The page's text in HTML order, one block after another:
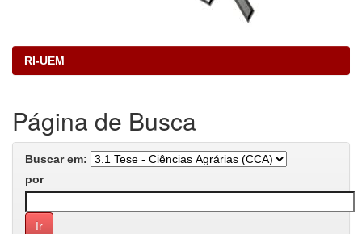
RI-UEM
Página de Busca
Buscar em:
por